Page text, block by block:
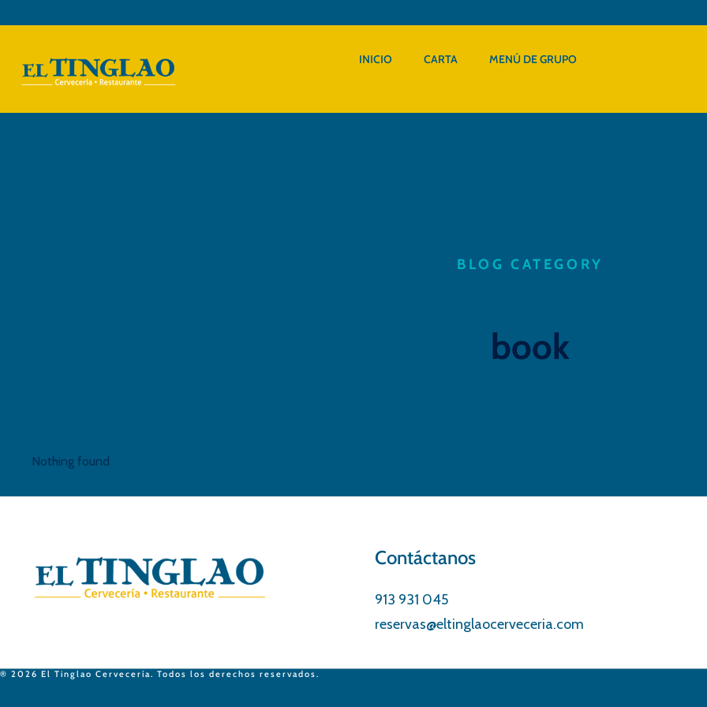
INICIO CARTA MENÚ DE GRUPO
BLOG CATEGORY
book
Nothing found
Contáctanos
913 931 045
reservas@eltinglaocerveceria.com
® 2026 El Tinglao Cervecería. Todos los derechos reservados.